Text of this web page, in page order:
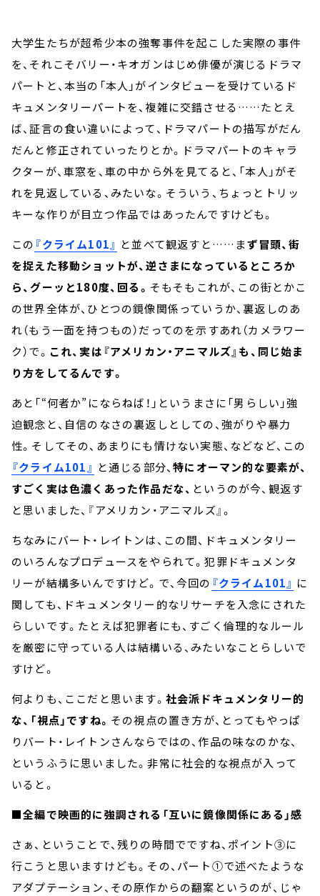
大学生たちが超希少本の強奪事件を起こした実際の事件
を、それこそバリー・キオガンはじめ俳優が演じるドラマ
パートと、本当の「本人」がインタビューを受けているド
キュメンタリーパートを、複雑に交錯させる……たとえ
ば、証言の食い違いによって、ドラマパートの描写がだん
だんと修正されていったりとか。ドラマパートのキャラ
クターが、車窓を、車の中から外を見てると、「本人」がそ
れを見返している、みたいな。そういう、ちょっとトリッ
キーな作りが目立つ作品ではあったんですけども。
この 『クライム101』 と並べて観返すと……まず冒頭、街
を捉えた移動ショットが、逆さまになっているところか
ら、グーッと180度、回る。 そもそもこれが、この街とかこ
の世界全体が、ひとつの鏡像関係っていうか、裏返しのあ
れ（もう一面を持つもの）だってのを示すあれ（カメラワー
ク）で。 これ、実は『アメリカン・アニマルズ』も、同じ始ま
り方をしてるんです。
あと「“何者か”にならねば！」というまさに「男らしい」強
迫観念と、自信のなさの裏返しとしての、強がりや暴力
性。そしてその、あまりにも情けない実態、などなど、この
『クライム101』 と通じる部分、特にオーマン的な要素が、
すごく実は色濃くあった作品だな、 というのが今、観返す
と思いました、『アメリカン・アニマルズ』。
ちなみにバート・レイトンは、この間、ドキュメンタリー
のいろんなプロデュースをやられて。犯罪ドキュメンタ
リーが結構多いんですけど。で、今回の 『クライム101』 に
関しても、ドキュメンタリー的なリサーチを入念にされた
らしいです。たとえば犯罪者にも、すごく倫理的なルール
を厳密に守っている人は結構いる、みたいなことらしいで
すけど。
何よりも、ここだと思います。 社会派ドキュメンタリー的
な、「視点」ですね。 その視点の置き方が、とってもやっぱ
りバート・レイトンさんならではの、作品の味なのかな、
というふうに思いました。非常に社会的な視点が入って
いると。
■全編で映画的に強調される「互いに鏡像関係にある」感
さぁ、ということで、残りの時間でですね、ポイント③に
行こうと思いますけども。その、パート①で述べたような
アダプテーション、その原作からの翻案というのが、じゃ